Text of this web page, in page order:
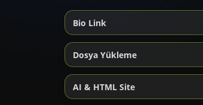
Bio Link
Dosya Yükleme
AI & HTML Site